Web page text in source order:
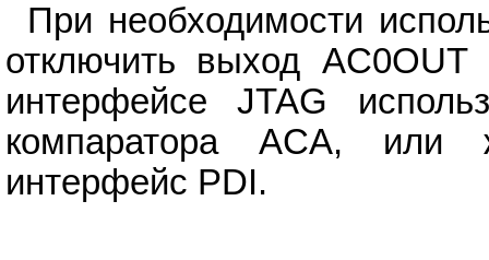
При необходимости
отключить выход
интерфейсе JTAG
компаратора ACA, или
интерфейс PDI.